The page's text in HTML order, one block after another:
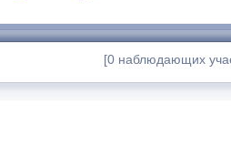
[0 наблюдающих